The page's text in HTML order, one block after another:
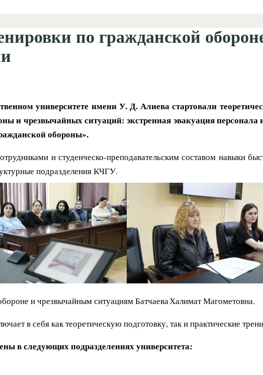
по гражданской
университете имени У. Д. Алиева стартовали
и чрезвычайных ситуаций: экстренная эвакуация
обороны».
и студенческо‑преподавательским составом навыки
подразделения КЧГУ.
и чрезвычайным ситуациям Батчаева Халимат Магометовна.
в себя как теоретическую подготовку, так и практические
в следующих подразделениях университета: